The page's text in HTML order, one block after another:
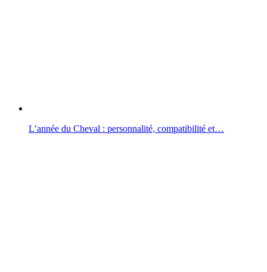
L’année du Cheval : personnalité, compatibilité et…